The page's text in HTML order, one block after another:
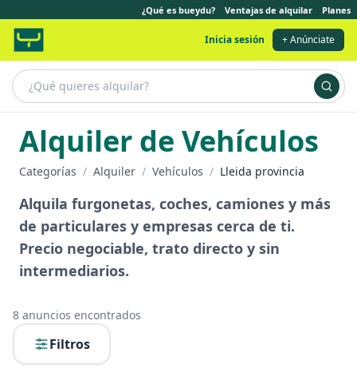
¿Qué es bueydu? Ventajas de alquilar Planes
Inicia sesión + Anúnciate
Alquiler de Vehículos
Categorías / Alquiler / Vehículos / Lleida provincia
Alquila furgonetas, coches, camiones y más
de particulares y empresas cerca de ti.
Precio negociable, trato directo y sin
intermediarios.
8 anuncios encontrados
Filtros